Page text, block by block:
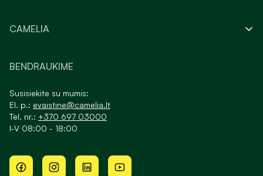
CAMELIA
BENDRAUKIME
Susisiekite su mumis:
El. p.: evaistine@camelia.lt
Tel. nr.: +370 697 03000
I-V 08:00 - 18:00